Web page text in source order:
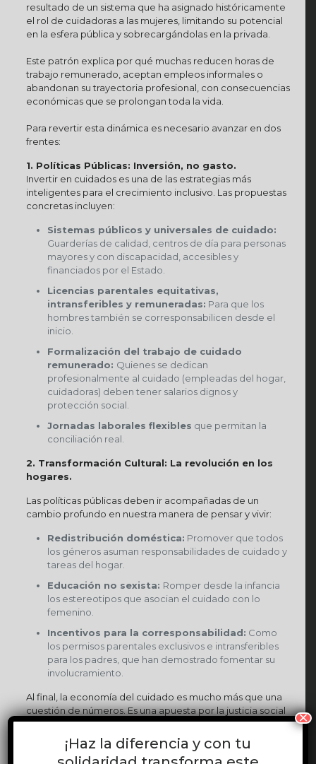
resultado de un sistema que ha asignado históricamente
el rol de cuidadoras a las mujeres, limitando su potencial
en la esfera pública y sobrecargándolas en la privada.
Este patrón explica por qué muchas reducen horas de
trabajo remunerado, aceptan empleos informales o
abandonan su trayectoria profesional, con consecuencias
económicas que se prolongan toda la vida.
Para revertir esta dinámica es necesario avanzar en dos
frentes:
1. Políticas Públicas: Inversión, no gasto.
Invertir en cuidados es una de las estrategias más
inteligentes para el crecimiento inclusivo. Las propuestas
concretas incluyen:
Sistemas públicos y universales de cuidado:
Guarderías de calidad, centros de día para personas
mayores y con discapacidad, accesibles y
financiados por el Estado.
Licencias parentales equitativas,
intransferibles y remuneradas: Para que los
hombres también se corresponsabilicen desde el
inicio.
Formalización del trabajo de cuidado
remunerado: Quienes se dedican
profesionalmente al cuidado (empleadas del hogar,
cuidadoras) deben tener salarios dignos y
protección social.
Jornadas laborales flexibles que permitan la
conciliación real.
2. Transformación Cultural: La revolución en los
hogares.
Las políticas públicas deben ir acompañadas de un
cambio profundo en nuestra manera de pensar y vivir:
Redistribución doméstica: Promover que todos
los géneros asuman responsabilidades de cuidado y
tareas del hogar.
Educación no sexista: Romper desde la infancia
los estereotipos que asocian el cuidado con lo
femenino.
Incentivos para la corresponsabilidad: Como
los permisos parentales exclusivos e intransferibles
para los padres, que han demostrado fomentar su
involucramiento.
Al final, la economía del cuidado es mucho más que una
cuestión de números. Es una apuesta por la justicia social
y el bienestar colectivo. Como bien señala la economista
Feminista Nancy Folbre, “
el cuidado es un recurso
público que sustenta el bienestar humano y la
¡Haz la diferencia y con tu
×